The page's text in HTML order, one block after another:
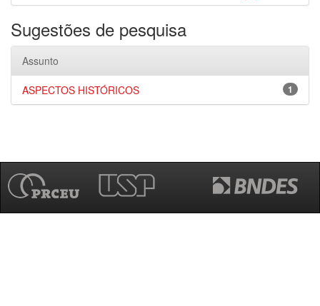
Sugestões de pesquisa
Assunto
1
ASPECTOS HISTÓRICOS